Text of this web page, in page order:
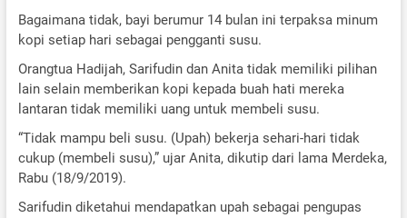
Bagaimana tidak, bayi berumur 14 bulan ini terpaksa minum
kopi setiap hari sebagai pengganti susu.
Orangtua Hadijah, Sarifudin dan Anita tidak memiliki pilihan
lain selain memberikan kopi kepada buah hati mereka
lantaran tidak memiliki uang untuk membeli susu.
“Tidak mampu beli susu. (Upah) bekerja sehari-hari tidak
cukup (membeli susu),” ujar Anita, dikutip dari lama Merdeka,
Rabu (18/9/2019).
Sarifudin diketahui mendapatkan upah sebagai pengupas